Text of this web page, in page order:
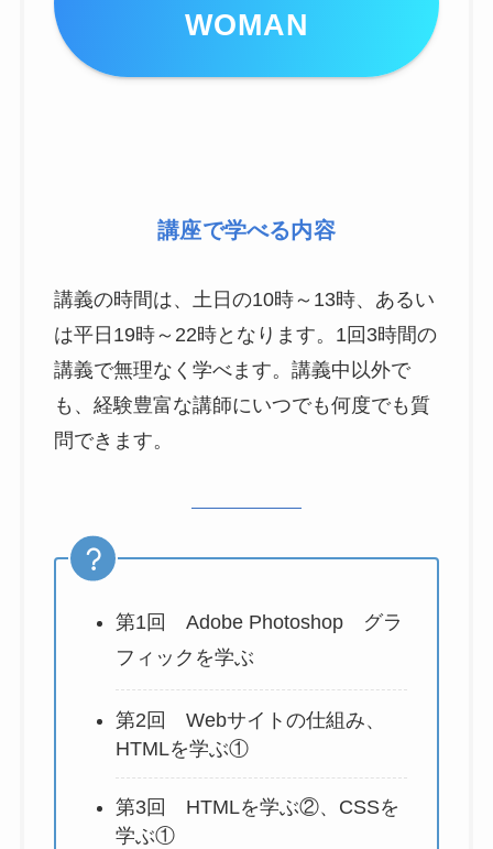
WOMAN
講座で学べる内容
講義の時間は、土日の10時～13時、あるい
は平日19時～22時となります。1回3時間の
講義で無理なく学べます。講義中以外で
も、経験豊富な講師にいつでも何度でも質
問できます。
第1回 Adobe Photoshop グラ
フィックを学ぶ
第2回 Webサイトの仕組み、
HTMLを学ぶ①
第3回 HTMLを学ぶ②、CSSを
学ぶ①